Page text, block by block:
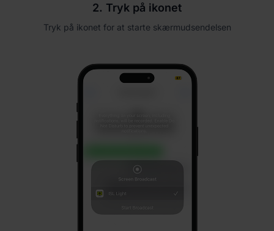
2. Tryk på ikonet
Tryk på ikonet for at starte skærmudsendelsen